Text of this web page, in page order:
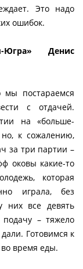
Это надо
ошибок.
Денис
постараемся
с отдачей.
на «больше-
но, к сожалению,
за три партии –
оковы какие-то
которая
играла, без
них все девять
подачу – тяжело
Готовимся к
время еды.